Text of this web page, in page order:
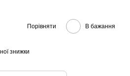
Порівняти В бажання
знижки